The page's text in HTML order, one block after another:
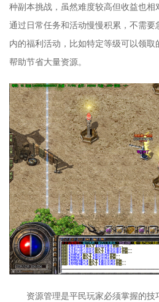
种副本挑战，虽然难度较高但收益也相
通过日常任务和活动慢慢积累，不需
内的福利活动，比如特定等级可以领
帮助节省大量资源。
资源管理是平民玩家必须掌握的